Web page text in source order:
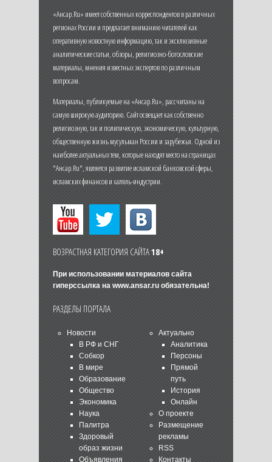
«Ансар.Ru» имеет собственных корреспондентов в различных
регионах России и предлагает вниманию читателей как
оперативную новостную информацию, так и эксклюзивные
аналитические статьи, обзоры, религиозно-богословские
материалы, мнения известных экспертов по различным
вопросам.
Материалы, публикуемые на «Ансар.Ru», рассчитаны на
самую широкую аудиторию. Сайт освещает как собственно
религиозную, так и политическую, экономическую, культурную,
общественную жизнь мусульман России и зарубежья. Одной из
наиболее актуальных тем, которые находят место на страницах
"Ансар.Ru", является развитие исламской банковской сферы,
исламских финансов и халяль-индустрии.
ВОЗРАСТНАЯ КАТЕГОРИЯ САЙТА18+
При использовании материалов сайта
гиперссылка на www.ansar.ruобязательна!
РАЗДЕЛЫ ПОРТАЛА
Новости
В РФ и СНГ
Собкор
В мире
Образование
Общество
Экономика
Наука
Палитра
Здоровый
образ жизни
Объявления
Актуально
Аналитика
Персоны
Прямой
путь
История
Онлайн
О проекте
Размещение
рекламы
RSS
Контакты